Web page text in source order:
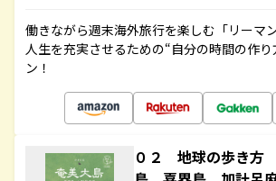
働きながら週末海外旅行を楽しむ「リーマ
人生を充実させるための“自分の時間の作
ン！
０２ 地球の歩き